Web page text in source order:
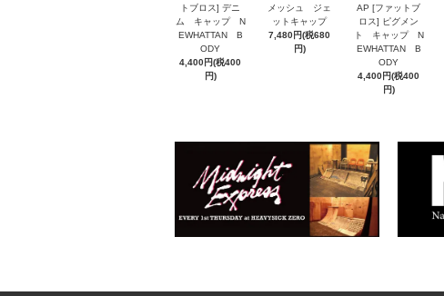
トブロス] デニ
ム キャップ N
EWHATTAN B
ODY
4,400円(税400
円)
メッシュ ジェ
ットキャップ
7,480円(税680
円)
AP [ファットブ
ロス] ピグメン
ト キャップ N
EWHATTAN B
ODY
4,400円(税400
円)